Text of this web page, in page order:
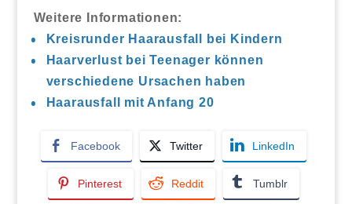
Weitere Informationen:
Kreisrunder Haarausfall bei Kindern
Haarverlust bei Teenager können
verschiedene Ursachen haben
Haarausfall mit Anfang 20
Facebook Twitter LinkedIn
Pinterest Reddit Tumblr